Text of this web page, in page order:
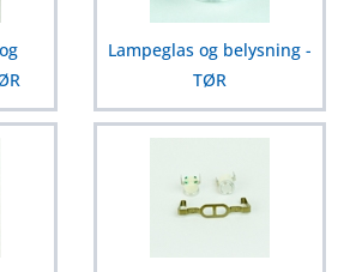
Lampeglas og belysning -
TØR